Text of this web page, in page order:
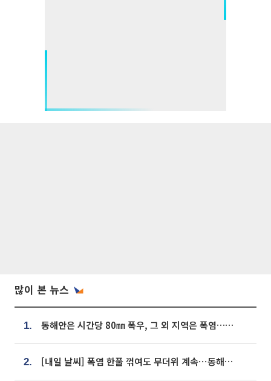
많이 본 뉴스
1. 동해안은 시간당 80㎜ 폭우, 그 외 지역은 폭염…‘극과 극 날씨’
2. [내일 날씨] 폭염 한풀 꺾여도 무더위 계속⋯동해안 이틀 연속 비